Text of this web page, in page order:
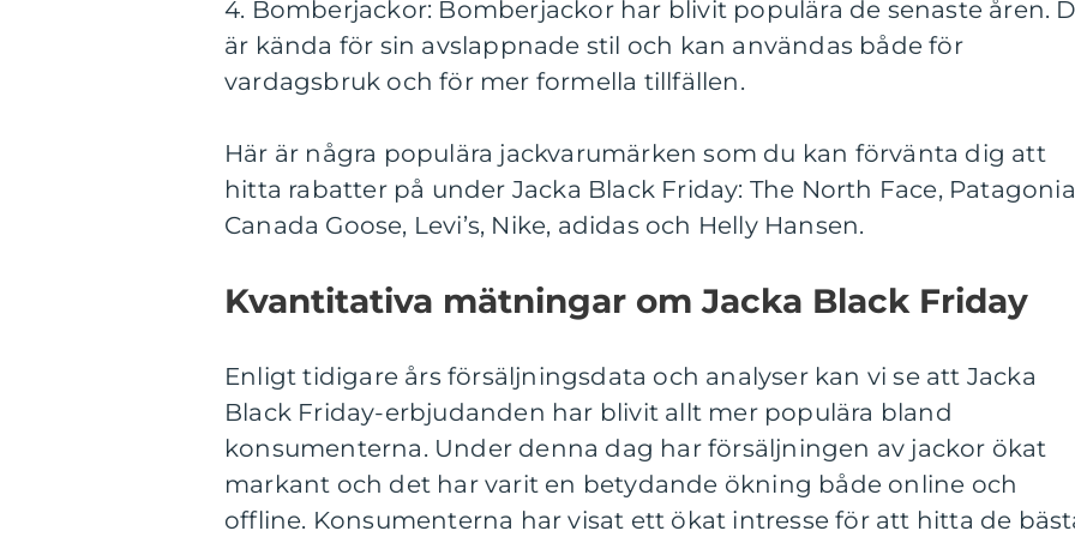
4. Bomberjackor: Bomberjackor har blivit populära de senaste åren.
är kända för sin avslappnade stil och kan användas både för
vardagsbruk och för mer formella tillfällen.
Här är några populära jackvarumärken som du kan förvänta dig att
hitta rabatter på under Jacka Black Friday: The North Face,
Canada Goose, Levi’s, Nike, adidas och Helly Hansen.
Kvantitativa mätningar om Jacka Black Friday
Enligt tidigare års försäljningsdata och analyser kan vi se att Jacka
Black Friday-erbjudanden har blivit allt mer populära bland
konsumenterna. Under denna dag har försäljningen av jackor ökat
markant och det har varit en betydande ökning både online och
offline. Konsumenterna har visat ett ökat intresse för att hitta de